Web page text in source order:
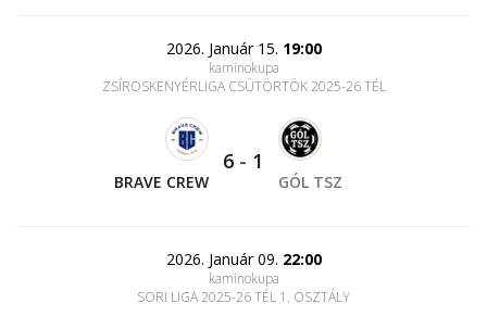
2026. Január 15. 19:00
kaminokupa
ZSÍROSKENYÉRLIGA CSÜTÖRTÖK 2025-26 TÉL
BRAVE CREW
6 - 1
GÓL TSZ
2026. Január 09. 22:00
kaminokupa
SORI LIGA 2025-26 TÉL 1. OSZTÁLY